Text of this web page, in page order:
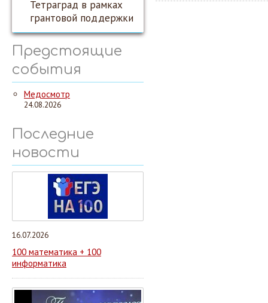
Тетраград в рамках
грантовой поддержки
Предстоящие
события
Медосмотр
24.08.2026
Последние
новости
16.07.2026
100 математика + 100
информатика